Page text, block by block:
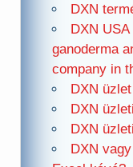
DXN
DXN
ganoderma
company in
DXN
DXN
DXN
DXN